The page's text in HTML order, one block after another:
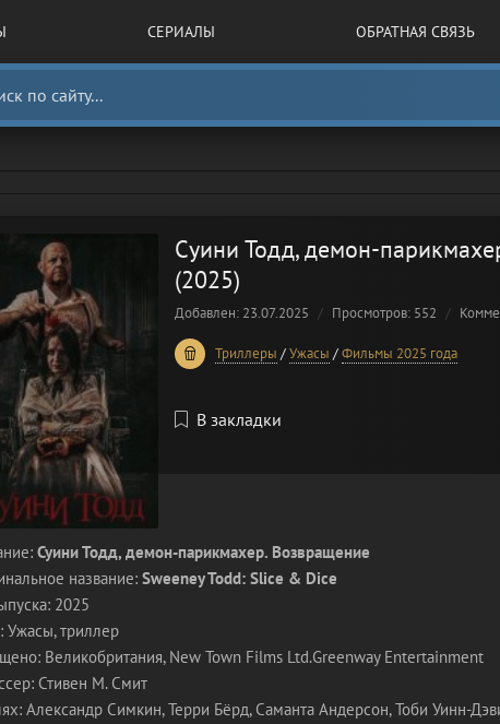
СЕРИАЛЫ ОБРАТНАЯ СВЯЗЬ
Суини Тодд, демон-
(2025)
Добавлен: 23.07.2025 Просмотров: 552
Триллеры /Ужасы /Фильмы 2025 года
0 1 2
В закладки
Суини Тодд, демон-парикмахер. Возвращение
название: Sweeney Todd: Slice & Dice
2025
Ужасы, триллер
Великобритания, New Town Films Ltd.Greenway Entertainment
Стивен М. Смит
Александр Симкин, Терри Бёрд, Саманта Андерсон, Тоби Уинн-